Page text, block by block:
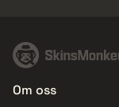
Om oss